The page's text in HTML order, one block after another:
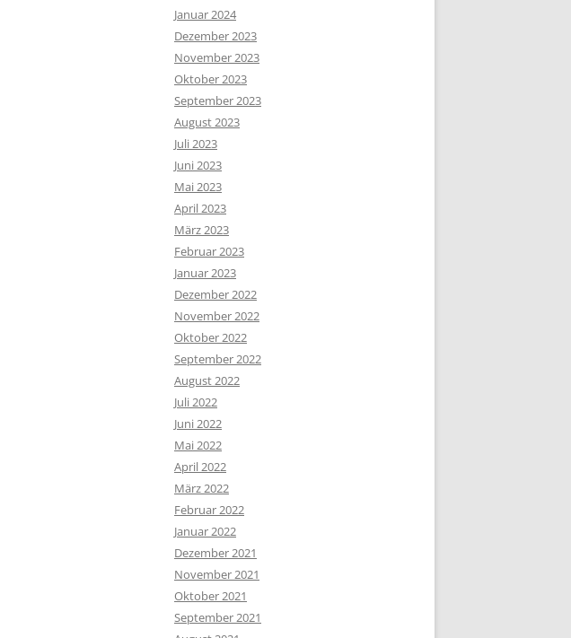
Januar 2024
Dezember 2023
November 2023
Oktober 2023
September 2023
August 2023
Juli 2023
Juni 2023
Mai 2023
April 2023
März 2023
Februar 2023
Januar 2023
Dezember 2022
November 2022
Oktober 2022
September 2022
August 2022
Juli 2022
Juni 2022
Mai 2022
April 2022
März 2022
Februar 2022
Januar 2022
Dezember 2021
November 2021
Oktober 2021
September 2021